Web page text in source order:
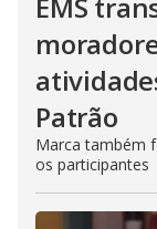
Patrão
Marca também
os participantes